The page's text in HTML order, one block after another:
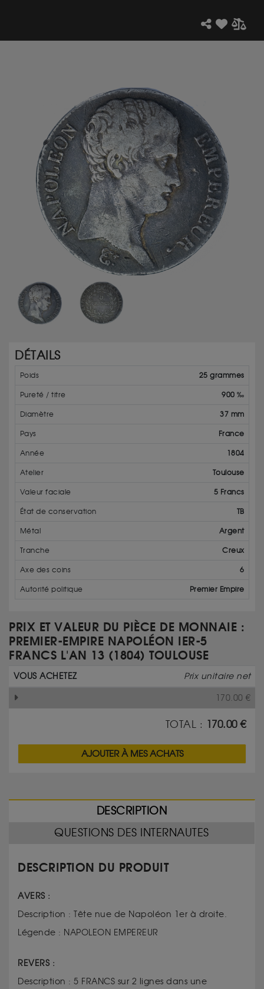
DÉTAILS
Poids 25 grammes
Pureté / titre 900 ‰
Diamètre 37 mm
Pays France
Année 1804
Atelier Toulouse
Valeur faciale 5 Francs
État de conservation TB
Métal Argent
Tranche Creux
Axe des coins 6
Autorité politique Premier Empire
PRIX ET VALEUR DU PIÈCE DE MONNAIE :
PREMIER-EMPIRE NAPOLÉON IER-5
FRANCS L'AN 13 (1804) TOULOUSE
VOUS ACHETEZ Prix unitaire net
170.00 €
TOTAL : 170.00€
AJOUTER À MES ACHATS
DESCRIPTION
QUESTIONS DES INTERNAUTES
DESCRIPTION DU PRODUIT
AVERS :
Description : Tête nue de Napoléon 1er à droite.
Légende : NAPOLEON EMPEREUR
REVERS :
Description : 5 FRANCS sur 2 lignes dans une